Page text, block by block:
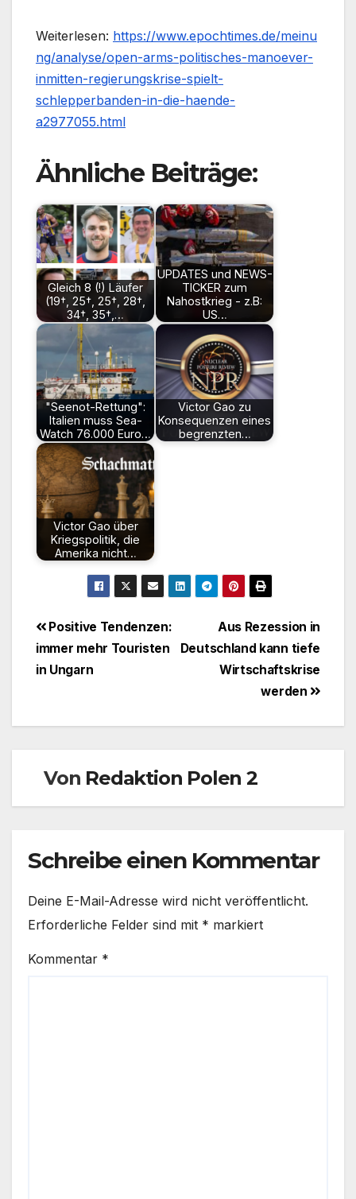
Weiterlesen: https://www.epochtimes.de/meinu
ng/analyse/open-arms-politisches-manoever-
inmitten-regierungskrise-spielt-
schlepperbanden-in-die-haende-
a2977055.html
Ähnliche Beiträge:
Gleich 8 (!) Läufer
(19†, 25†, 25†, 28†,
34†, 35†,…
UPDATES und NEWS-
TICKER zum
Nahostkrieg - z.B:
US…
"Seenot-Rettung":
Italien muss Sea-
Watch 76.000 Euro…
Victor Gao zu
Konsequenzen eines
begrenzten…
Victor Gao über
Kriegspolitik, die
Amerika nicht…
BeitragsnavigationAus Rezession in
Deutschland kann tiefe
Wirtschaftskrise
werden
Positive Tendenzen:
immer mehr Touristen
in Ungarn
Von Redaktion Polen 2
Schreibe einen Kommentar
Deine E-Mail-Adresse wird nicht veröffentlicht.
Erforderliche Felder sind mit * markiert
Kommentar *